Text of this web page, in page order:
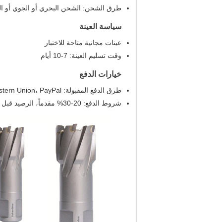
طرق الشحن: الشحن البحري أو الجوي أو
سياسة العينة
عينات مجانية متاحة للاختبار
وقت تسليم العينة: 7-10 أيام
خيارات الدفع
طرق الدفع المقبولة: L/C، T/T، Western Union، PayPal
شروط الدفع: 20-30% مقدماً، الرصيد قبل الشحن أو ضد نسخة من B/L